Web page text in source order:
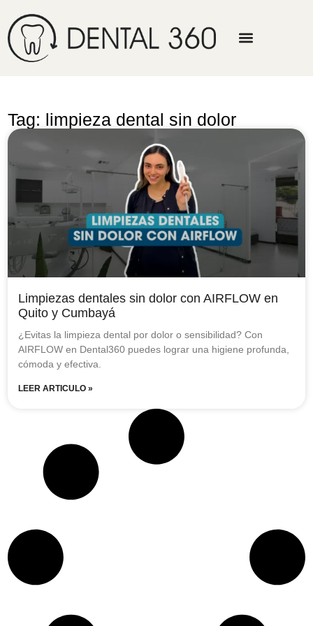
Tag: limpieza dental sin dolor
Limpiezas dentales sin dolor con AIRFLOW en
Quito y Cumbayá
¿Evitas la limpieza dental por dolor o sensibilidad? Con
AIRFLOW en Dental360 puedes lograr una higiene profunda,
cómoda y efectiva.
LEER ARTICULO »